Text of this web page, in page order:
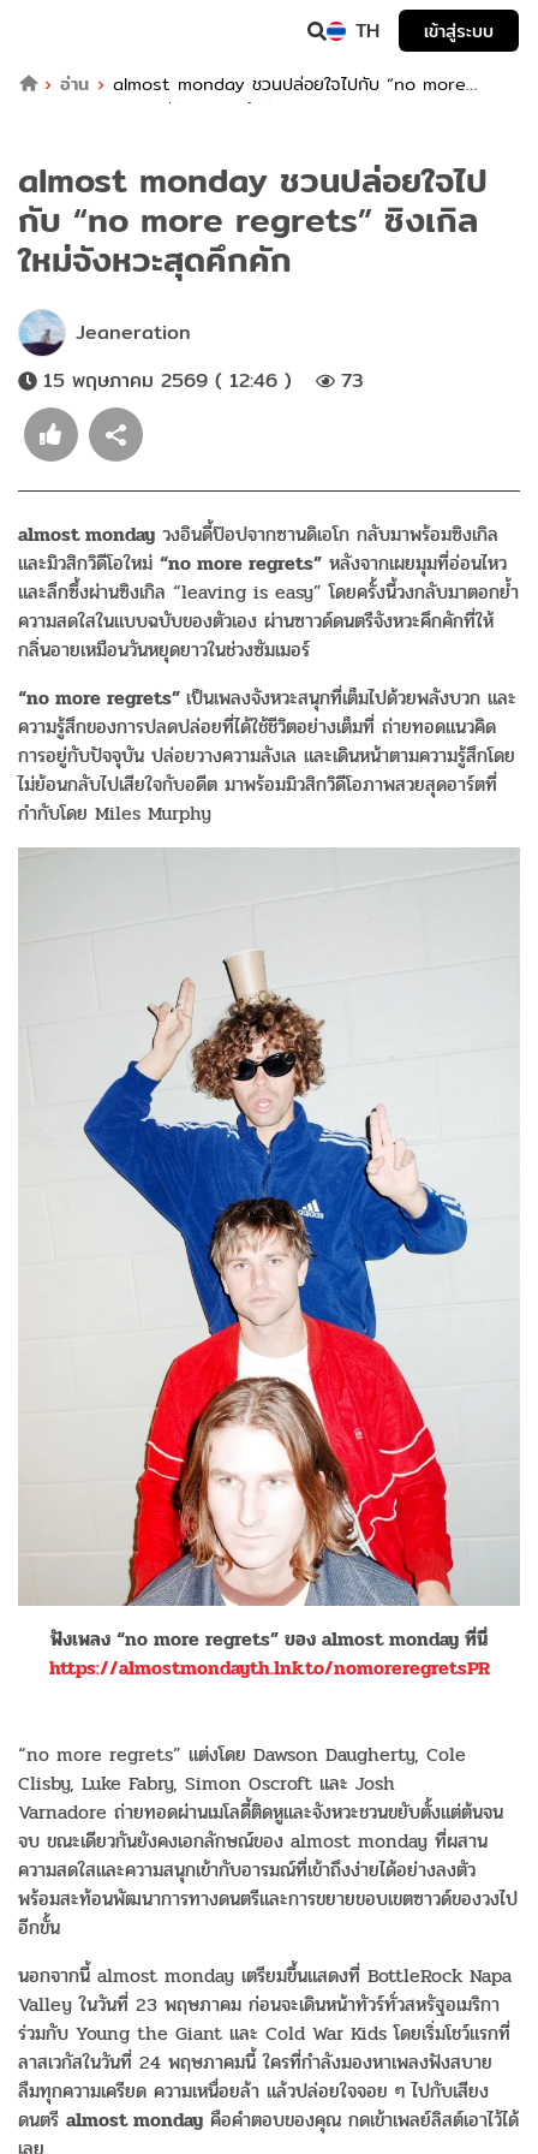
TH
เข้าสู่ระบบ
อ่าน
almost monday ชวนปล่อยใจไปกับ “no more
regrets” ซิงเกิลใหม่จังหวะสุดคึกคัก
almost monday ชวนปล่อยใจไป
กับ “no more regrets” ซิงเกิล
ใหม่จังหวะสุดคึกคัก
Jeaneration
15 พฤษภาคม 2569 ( 12:46 )
73
almost monday วงอินดี้ป๊อปจากซานดิเอโก กลับมาพร้อมซิงเกิล
และมิวสิกวิดีโอใหม่ “no more regrets” หลังจากเผยมุมที่อ่อนไหว
และลึกซึ้งผ่านซิงเกิล “leaving is easy” โดยครั้งนี้วงกลับมาตอกย้ำ
ความสดใสในแบบฉบับของตัวเอง ผ่านซาวด์ดนตรีจังหวะคึกคักที่ให้
กลิ่นอายเหมือนวันหยุดยาวในช่วงซัมเมอร์
“no more regrets” เป็นเพลงจังหวะสนุกที่เต็มไปด้วยพลังบวก และ
ความรู้สึกของการปลดปล่อยที่ได้ใช้ชีวิตอย่างเต็มที่ ถ่ายทอดแนวคิด
การอยู่กับปัจจุบัน ปล่อยวางความลังเล และเดินหน้าตามความรู้สึกโดย
ไม่ย้อนกลับไปเสียใจกับอดีต มาพร้อมมิวสิกวิดีโอภาพสวยสุดอาร์ตที่
กำกับโดย Miles Murphy
ฟังเพลง “no more regrets” ของ almost monday ที่นี่
https://almostmondayth.lnk.to/nomoreregretsPR
“no more regrets” แต่งโดย Dawson Daugherty, Cole
Clisby, Luke Fabry, Simon Oscroft และ Josh
Varnadore ถ่ายทอดผ่านเมโลดี้ติดหูและจังหวะชวนขยับตั้งแต่ต้นจน
จบ ขณะเดียวกันยังคงเอกลักษณ์ของ almost monday ที่ผสาน
ความสดใสและความสนุกเข้ากับอารมณ์ที่เข้าถึงง่ายได้อย่างลงตัว
พร้อมสะท้อนพัฒนาการทางดนตรีและการขยายขอบเขตซาวด์ของวงไป
อีกขั้น
นอกจากนี้ almost monday เตรียมขึ้นแสดงที่ BottleRock Napa
Valley ในวันที่ 23 พฤษภาคม ก่อนจะเดินหน้าทัวร์ทั่วสหรัฐอเมริกา
ร่วมกับ Young the Giant และ Cold War Kids โดยเริ่มโชว์แรกที่
ลาสเวกัสในวันที่ 24 พฤษภาคมนี้ ใครที่กำลังมองหาเพลงฟังสบาย
ลืมทุกความเครียด ความเหนื่อยล้า แล้วปล่อยใจจอย ๆ ไปกับเสียง
ดนตรี almost monday คือคำตอบของคุณ กดเข้าเพลย์ลิสต์เอาไว้ได้